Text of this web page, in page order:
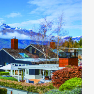
・町）
まる
リゾート
・イベント
行く
in九州
瑞風
う
ム・ウォー